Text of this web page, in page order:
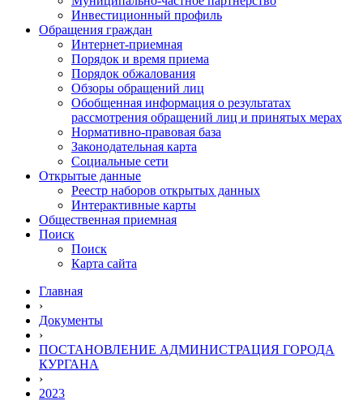
Инвестиционный профиль
Обращения граждан
Интернет-приемная
Порядок и время приема
Порядок обжалования
Обзоры обращений лиц
Обобщенная информация о результатах
рассмотрения обращений лиц и принятых мерах
Нормативно-правовая база
Законодательная карта
Социальные сети
Открытые данные
Реестр наборов открытых данных
Интерактивные карты
Общественная приемная
Поиск
Поиск
Карта сайта
Главная
›
Документы
›
ПОСТАНОВЛЕНИЕ АДМИНИСТРАЦИЯ ГОРОДА
КУРГАНА
›
2023